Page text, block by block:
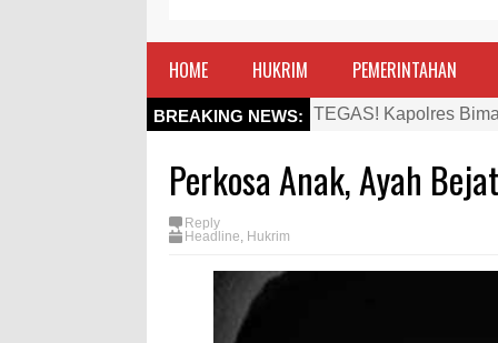
HOME HUKRIM PEMERINTAHAN
BREAKING NEWS: TEGAS! Kapolres
Si Dokes Polres Bima
Nobar Piala Dunia
Antusiasnya Warga
Perkosa Anak, Ayah
Reply
Headline, Hukrim